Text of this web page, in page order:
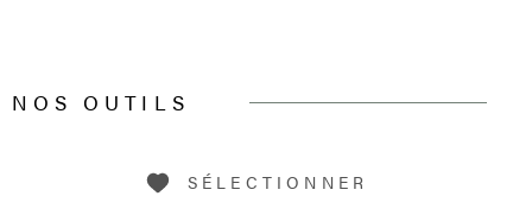
NOS OUTILS
SÉLECTIONNER